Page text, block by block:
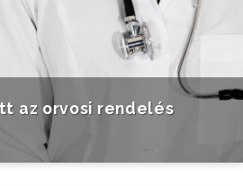
az orvosi rendelés